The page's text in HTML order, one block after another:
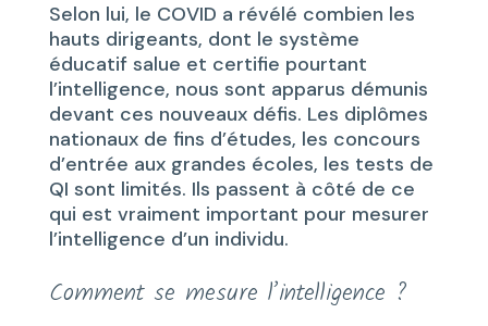
Selon lui, le COVID a révélé combien les
hauts dirigeants, dont le système
éducatif salue et certifie pourtant
l’intelligence, nous sont apparus démunis
devant ces nouveaux défis. Les diplômes
nationaux de fins d’études, les concours
d’entrée aux grandes écoles, les tests de
QI sont limités. Ils passent à côté de ce
qui est vraiment important pour mesurer
l’intelligence d’un individu.
Comment se mesure l’intelligence ?